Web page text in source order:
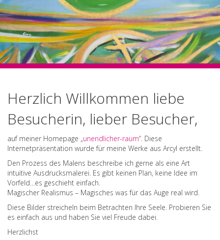
Herzlich Willkommen liebe
Besucherin, lieber Besucher,
auf meiner Homepage „unendlicher-raum“. Diese
Internetpräsentation wurde für meine Werke aus Arcyl erstellt.
Den Prozess des Malens beschreibe ich gerne als eine Art
intuitive Ausdrucksmalerei. Es gibt keinen Plan, keine Idee im
Vorfeld…es geschieht einfach.
Magischer Realismus – Magisches was für das Auge real wird.
Diese Bilder streicheln beim Betrachten Ihre Seele. Probieren Sie
es einfach aus und haben Sie viel Freude dabei.
Herzlichst